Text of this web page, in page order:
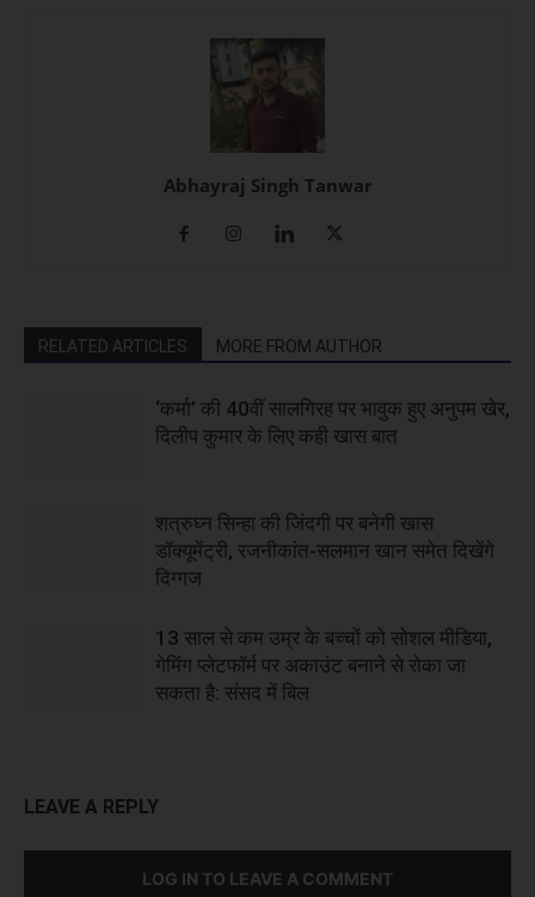
Abhayraj Singh Tanwar
RELATED ARTICLES MORE FROM AUTHOR
‘कर्मा’ की 40वीं सालगिरह पर भावुक हुए अनुपम खेर,
दिलीप कुमार के लिए कही खास बात
शत्रुघ्न सिन्हा की जिंदगी पर बनेगी खास
डॉक्यूमेंट्री, रजनीकांत-सलमान खान समेत दिखेंगे
दिग्गज
13 साल से कम उम्र के बच्चों को सोशल मीडिया,
गेमिंग प्लेटफॉर्म पर अकाउंट बनाने से रोका जा
सकता है: संसद में बिल
LEAVE A REPLY
LOG IN TO LEAVE A COMMENT